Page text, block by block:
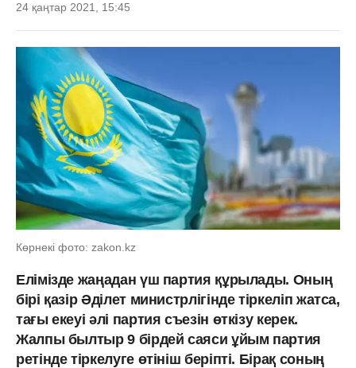
24 қаңтар 2021, 15:45
Көрнекі фото: zakon.kz
Елімізде жаңадан үш партия құрылады. Оның
бірі қазір Әділет министрлігінде тіркеліп жатса,
тағы екеуі әлі партия съезін өткізу керек.
Жалпы былтыр 9 бірдей саяси ұйым партия
ретінде тіркелуге өтініш беріпті. Бірақ соның